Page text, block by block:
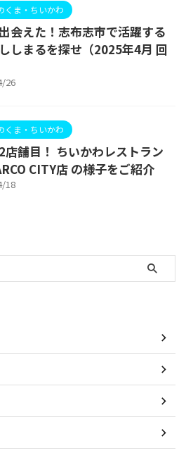
くま・ちいかわ
会えた！志布志市で活躍する
しまるを探せ（2025年4月 回
26
くま・ちいかわ
店舗目！ ちいかわレストラン
CITY店 の様子をご紹介
18